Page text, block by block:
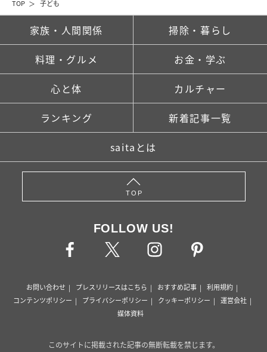
TOP 子ども
家族・人間関係 掃除・暮らし
料理・グルメ お金・学ぶ
心と体 カルチャー
ランキング 新着記事一覧
saitaとは
TOP
FOLLOW US!
お問い合わせ プレスリリースはこちら おすすめ記事
利用規約
コンテンツポリシー
プライバシーポリシー クッキーポリシー
運営会社
媒体資料
このサイトに掲載された記事の無断転載を禁じます。